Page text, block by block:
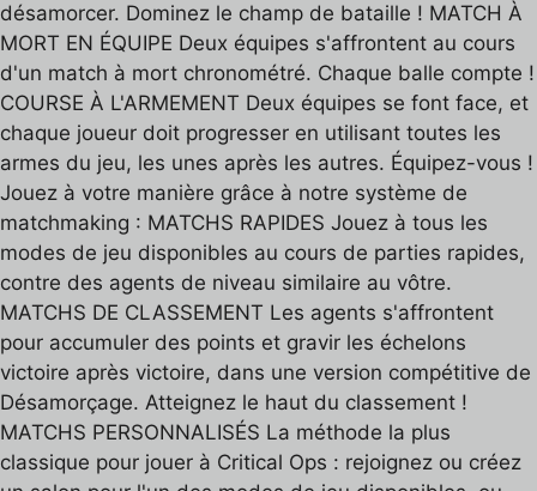
désamorcer. Dominez le champ de bataille ! MATCH À
MORT EN ÉQUIPE Deux équipes s'affrontent au cours
d'un match à mort chronométré. Chaque balle compte !
COURSE À L'ARMEMENT Deux équipes se font face, et
chaque joueur doit progresser en utilisant toutes les
armes du jeu, les unes après les autres. Équipez-vous !
Jouez à votre manière grâce à notre système de
matchmaking : MATCHS RAPIDES Jouez à tous les
modes de jeu disponibles au cours de parties rapides,
contre des agents de niveau similaire au vôtre.
MATCHS DE CLASSEMENT Les agents s'affrontent
pour accumuler des points et gravir les échelons
victoire après victoire, dans une version compétitive de
Désamorçage. Atteignez le haut du classement !
MATCHS PERSONNALISÉS La méthode la plus
classique pour jouer à Critical Ops : rejoignez ou créez